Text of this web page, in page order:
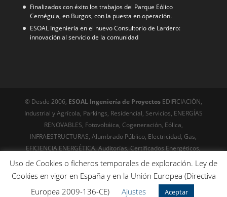
Finalizados con éxito los trabajos del Parque Eólico
Cernégula, en Burgos, con la puesta en operación.
ESOAL Ingeniería en el nuevo Consultorio de Lardero:
innovación al servicio de la comunidad
© Desde 2006, ESOAL Ingeniería de Proyectos EDIFICIACIÓN,
Industrial y Agrícola, Parkings, Residencial, Servicios, ENERGÍAS
RENOVABLES, Fotovoltáica, Cogeneración, Eólica,
INFRAESTRUCTURAS, Alumbrado Público, Electricidad, Gas,
EFICIENCIA ENERGÉTICA, Auditorías, Certificados Energéticos,
URBANISMO, Servicios técnicos, Edificación, Arquitectura
© Desde 1999
Riojawebs,com
Diseño web, posicionamiento,
Online desde el siglo XX - SEO técnico avanzado. Optimización
para buscadores , wcga, cachés, gtmetrix, etc
Uso de Cookies o ficheros temporales de exploración. Ley de
Cookies en vigor en España y en la Unión Europea (Directiva
Europea 2009-136-CE)
Ajustes Aceptar